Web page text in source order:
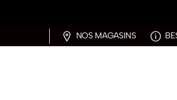
NOS MAGASINS